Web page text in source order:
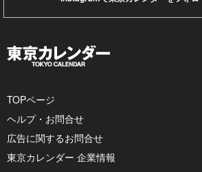
TOPページ
ヘルプ・お問合せ
広告に関するお問合せ
東京カレンダー 企業情報